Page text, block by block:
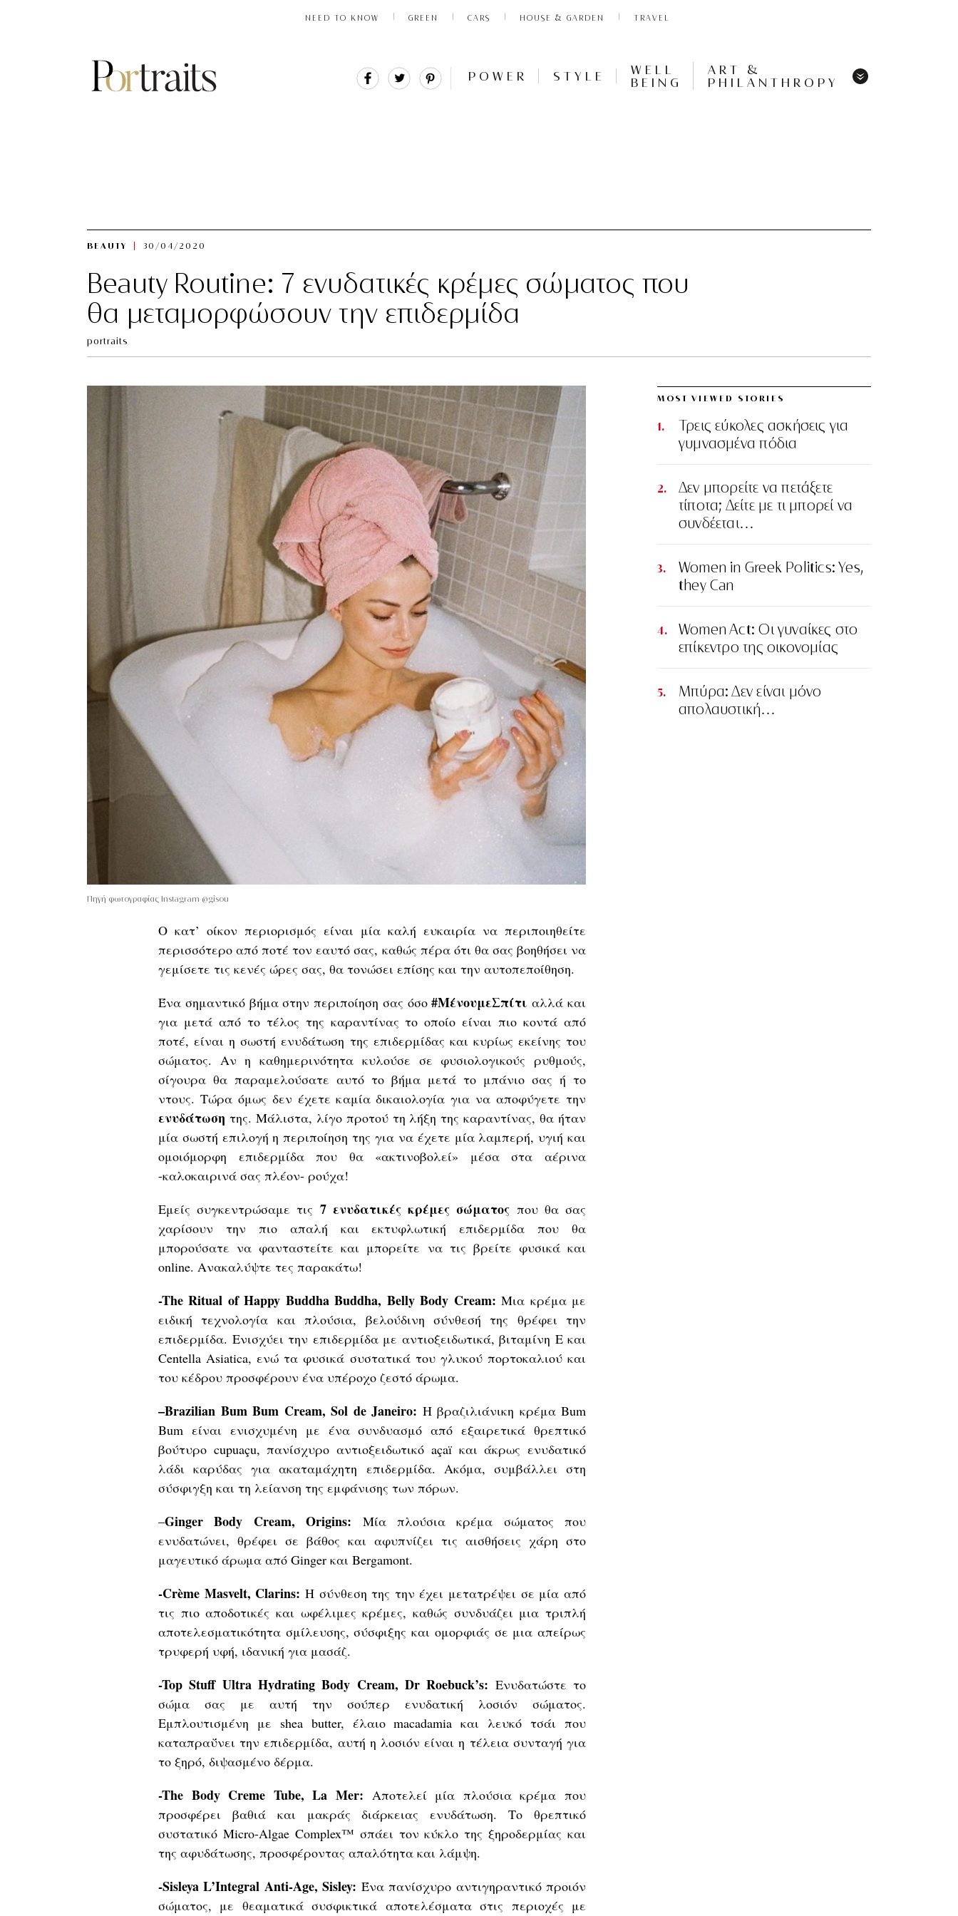
NEED TO KNOW GREEN CARS HOUSE & GARDEN TRAVEL
Share Tweet POWER STYLE
WELL
BEING
ART &
PHILANTHROPY
BEAUTY 30/04/2020
Beauty Routine: 7 ενυδατικές κρέμες σώματος που
θα μεταμορφώσουν την επιδερμίδα
portraits
Πηγή φωτογραφίας Instagram @gisou
Ο κατ’ οίκον περιορισμός είναι μία καλή ευκαιρία να περιποιηθείτε
περισσότερο από ποτέ τον εαυτό σας, καθώς πέρα ότι θα σας βοηθήσει να
γεμίσετε τις κενές ώρες σας, θα τονώσει επίσης και την αυτοπεποίθηση.
Ένα σημαντικό βήμα στην περιποίηση σας όσο#ΜένουμεΣπίτι αλλά και
για μετά από το τέλος της καραντίνας το οποίο είναι πιο κοντά από
ποτέ, είναι η σωστή ενυδάτωση της επιδερμίδας και κυρίως εκείνης του
σώματος. Αν η καθημερινότητα κυλούσε σε φυσιολογικούς ρυθμούς,
σίγουρα θα παραμελούσατε αυτό το βήμα μετά το μπάνιο σας ή το
ντους. Τώρα όμως δεν έχετε καμία δικαιολογία για να αποφύγετε την
ενυδάτωση της. Μάλιστα, λίγο προτού τη λήξη της καραντίνας, θα ήταν
μία σωστή επιλογή η περιποίηση της για να έχετε μία λαμπερή, υγιή και
ομοιόμορφη επιδερμίδα που θα «ακτινοβολεί» μέσα στα αέρινα
-καλοκαιρινά σας πλέον- ρούχα!
Εμείς συγκεντρώσαμε τις 7 ενυδατικές κρέμες σώματος που θα σας
χαρίσουν την πιο απαλή και εκτυφλωτική επιδερμίδα που θα
μπορούσατε να φανταστείτε και μπορείτε να τις βρείτε φυσικά και
online. Ανακαλύψτε τες παρακάτω!
-The Ritual of Happy Buddha Buddha, Belly Body Cream: Μια κρέμα με
ειδική τεχνολογία και πλούσια, βελούδινη σύνθεσή της θρέφει την
επιδερμίδα. Ενισχύει την επιδερμίδα με αντιοξειδωτικά, βιταμίνη Ε και
Centella Asiatica, ενώ τα φυσικά συστατικά του γλυκού πορτοκαλιού και
του κέδρου προσφέρουν ένα υπέροχο ζεστό άρωμα.
–Brazilian Bum Bum Cream, Sol de Janeiro: Η βραζιλιάνικη κρέμα Bum
Bum είναι ενισχυμένη με ένα συνδυασμό από εξαιρετικά θρεπτικό
βούτυρο cupuaçu, πανίσχυρο αντιοξειδωτικό açaï και άκρως ενυδατικό
λάδι καρύδας για ακαταμάχητη επιδερμίδα. Ακόμα, συμβάλλει στη
σύσφιγξη και τη λείανση της εμφάνισης των πόρων.
–Ginger Body Cream, Origins: Μία πλούσια κρέμα σώματος που
ενυδατώνει, θρέφει σε βάθος και αφυπνίζει τις αισθήσεις χάρη στο
μαγευτικό άρωμα από Ginger και Bergamont.
-Crème Masvelt, Clarins: Η σύνθεση της την έχει μετατρέψει σε μία από
τις πιο αποδοτικές και ωφέλιμες κρέμες, καθώς συνδυάζει μια τριπλή
αποτελεσματικότητα σμίλευσης, σύσφιξης και ομορφιάς σε μια απείρως
τρυφερή υφή, ιδανική για μασάζ.
-Top Stuff Ultra Hydrating Body Cream, Dr Roebuck’s: Ενυδατώστε το
σώμα σας με αυτή την σούπερ ενυδατική λοσιόν σώματος.
Εμπλουτισμένη με shea butter, έλαιο macadamia και λευκό τσάι που
καταπραΰνει την επιδερμίδα, αυτή η λοσιόν είναι η τέλεια συνταγή για
το ξηρό, διψασμένο δέρμα.
-The Body Creme Tube, La Mer: Αποτελεί μία πλούσια κρέμα που
προσφέρει βαθιά και μακράς διάρκειας ενυδάτωση. Το θρεπτικό
συστατικό Micro-Algae Complex™ σπάει τον κύκλο της ξηροδερμίας και
της αφυδάτωσης, προσφέροντας απαλότητα και λάμψη.
-Sisleya L’Integral Anti-Age, Sisley: Ένα πανίσχυρο αντιγηραντικό προιόν
σώματος, με θεαματικά συσφικτικά αποτελέσματα στις περιοχές με
MOST VIEWED STORIES
Τρεις εύκολες ασκήσεις για
γυμνασμένα πόδια
Δεν μπορείτε να πετάξετε
τίποτα; Δείτε με τι μπορεί να
συνδέεται…
Women in Greek Politics: Yes,
they Can
Women Act: Οι γυναίκες στο
επίκεντρο της οικονομίας
Μπύρα: Δεν είναι μόνο
απολαυστική…